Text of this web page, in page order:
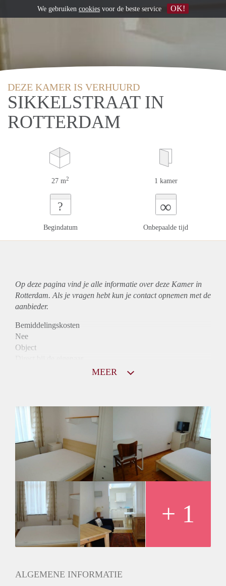
DEZE KAMER IS VERHUURD
SIKKELSTRAAT IN
ROTTERDAM
27 m2 1 kamer
?
Begindatum
∞
Onbepaalde tijd
Op deze pagina vind je alle informatie over deze Kamer in
Rotterdam. Als je vragen hebt kun je contact opnemen met de
aanbieder.
Bemiddelingskosten
Nee
Object
Huurtoeslag
Mogelijk
Inkomen eis
2,5 X Maandhuur Bruto
Huurtermijn
Onbepaalde termijn
Oplevering
Kaal
MEER
+ 1
ALGEMENE INFORMATIE
We gebruiken cookies voor de beste service OK!